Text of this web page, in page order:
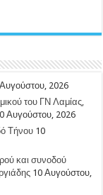
2026
του ΓΝ Λαμίας,
Αυγούστου, 2026
Τήνου 10
και συνοδού
10 Αυγούστου,